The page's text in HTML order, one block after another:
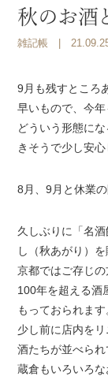
秋のお酒
雑記帳 |
9月も残すところ
早いもので、今年
どういう形態に
きそうで少し安心
8月、9月と休業
久しぶりに「名
し（秋あがり）を
京都ではご存じ
100年を超える酒
もっておられます
少し前に店内を
酒たちが並べられ
蔵倉もいろいろ